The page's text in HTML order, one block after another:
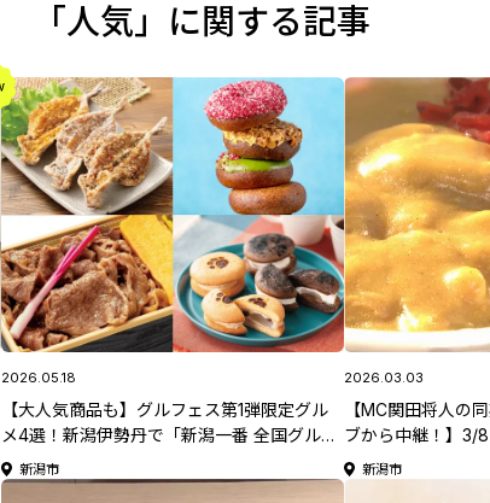
「人気」に関する記事
2026.05.18
【大人気商品も】グルフェス第1弾限定グル
メ4選！新潟伊勢丹で「新潟一番 全国グルメ
フェスティバル」開催！第1弾は5月20日(水)
から
新潟市
2026.03.03
【MC関田将人の
ブから中継！】3/
「新潟一番サンデ
新潟市